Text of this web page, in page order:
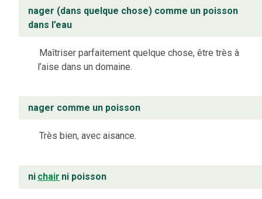
nager (dans quelque chose) comme un poisson
dans l’eau
Maîtriser parfaitement quelque chose, être très à
l’aise dans un domaine.
nager comme un poisson
Très bien, avec aisance.
ni chair ni poisson